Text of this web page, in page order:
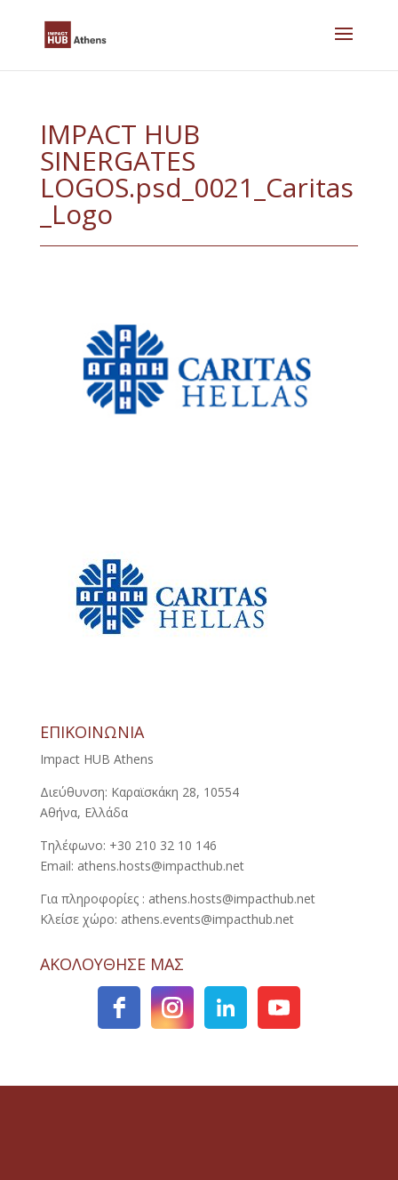
IMPACT HUB
SINERGATES
LOGOS.psd_0021_Caritas
_Logo
ΕΠΙΚΟΙΝΩΝΙΑ
Impact HUB Athens
Διεύθυνση: Καραϊσκάκη 28, 10554
Αθήνα, Ελλάδα
Τηλέφωνο: +30 210 32 10 146
Email: athens.hosts@impacthub.net
Για πληροφορίες : athens.hosts@impacthub.net
Κλείσε χώρο: athens.events@impacthub.net
ΑΚΟΛΟΥΘΗΣΕ ΜΑΣ